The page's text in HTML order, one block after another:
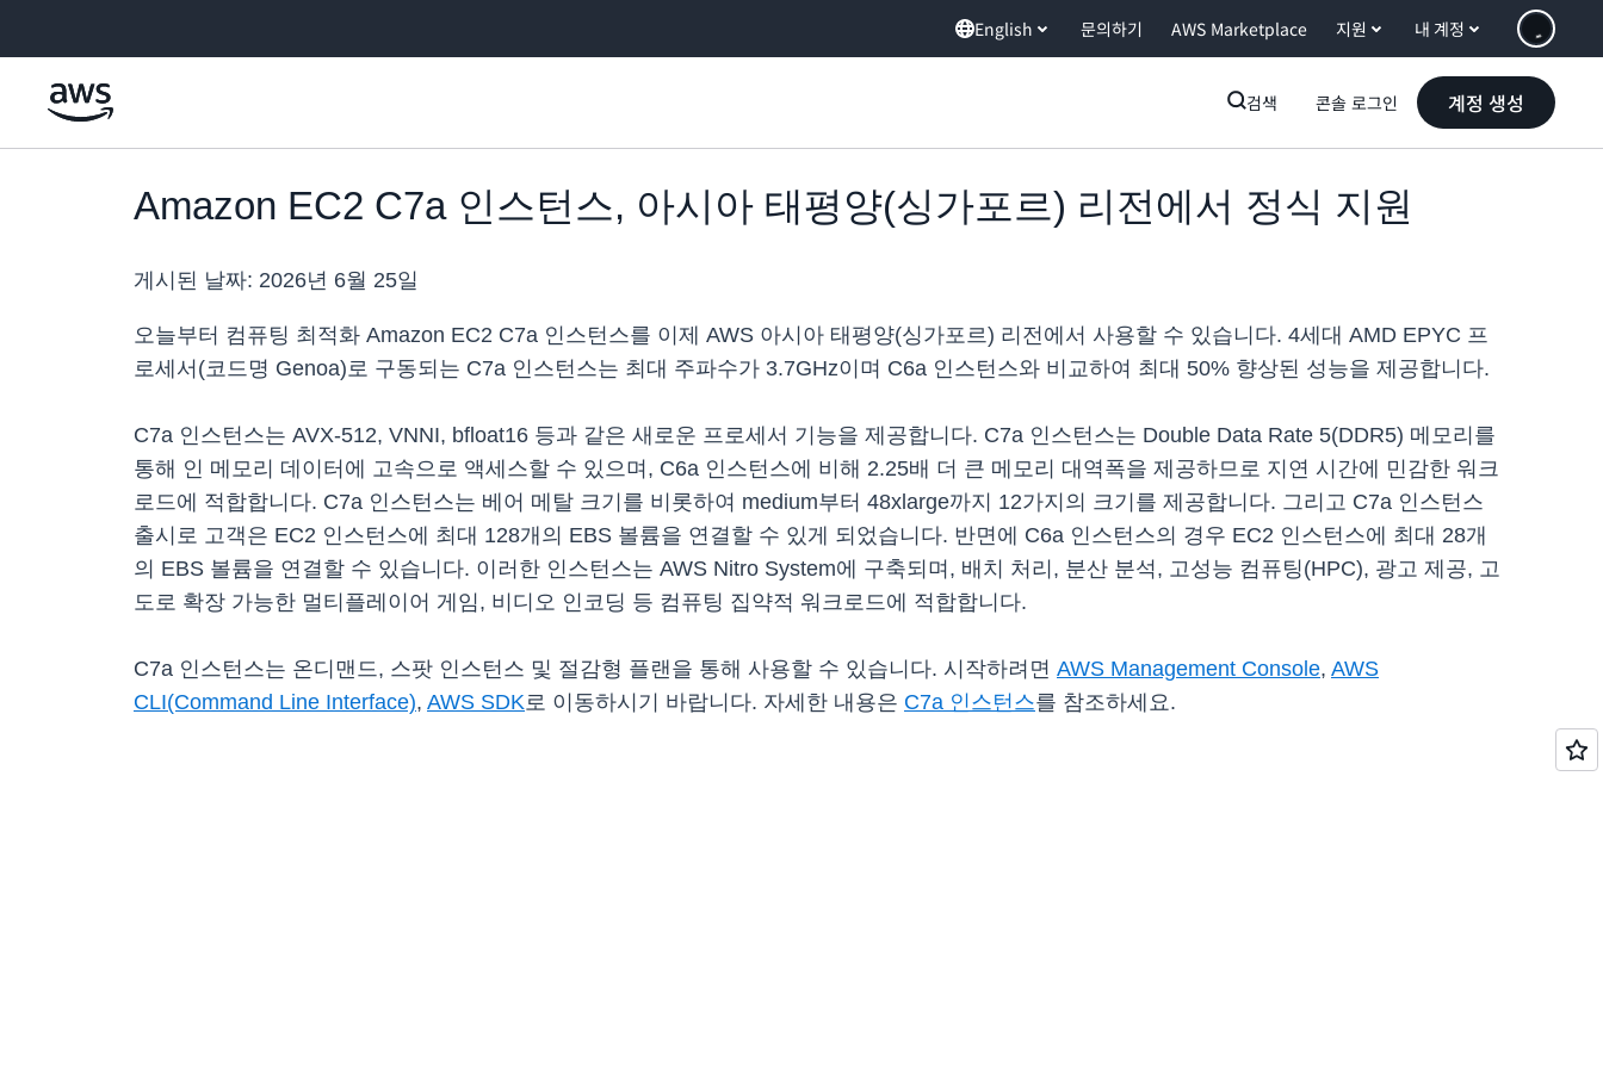
English 문의하기 AWS Marketplace 지원 내 계정
검색 콘솔 로그인 계정 생성
Amazon EC2 C7a 인스턴스, 아시아 태평양(싱가포르) 리전에서 정식 지원
게시된 날짜: 2026년 6월 25일
오늘부터 컴퓨팅 최적화 Amazon EC2 C7a 인스턴스를 이제 AWS 아시아 태평양(싱가포르) 리전에서 사용할 수 있습니다. 4세대 AMD EPYC 프
로세서(코드명 Genoa)로 구동되는 C7a 인스턴스는 최대 주파수가 3.7GHz이며 C6a 인스턴스와 비교하여 최대 50% 향상된 성능을 제공합니다.
C7a 인스턴스는 AVX-512, VNNI, bfloat16 등과 같은 새로운 프로세서 기능을 제공합니다. C7a 인스턴스는 Double Data Rate 5(DDR5) 메모리를
통해 인 메모리 데이터에 고속으로 액세스할 수 있으며, C6a 인스턴스에 비해 2.25배 더 큰 메모리 대역폭을 제공하므로 지연 시간에 민감한 워크
로드에 적합합니다. C7a 인스턴스는 베어 메탈 크기를 비롯하여 medium부터 48xlarge까지 12가지의 크기를 제공합니다. 그리고 C7a 인스턴스
출시로 고객은 EC2 인스턴스에 최대 128개의 EBS 볼륨을 연결할 수 있게 되었습니다. 반면에 C6a 인스턴스의 경우 EC2 인스턴스에 최대 28개
의 EBS 볼륨을 연결할 수 있습니다. 이러한 인스턴스는 AWS Nitro System에 구축되며, 배치 처리, 분산 분석, 고성능 컴퓨팅(HPC), 광고 제공, 고
도로 확장 가능한 멀티플레이어 게임, 비디오 인코딩 등 컴퓨팅 집약적 워크로드에 적합합니다.
C7a 인스턴스는 온디맨드, 스팟 인스턴스 및 절감형 플랜을 통해 사용할 수 있습니다. 시작하려면 AWS Management Console, AWS
CLI(Command Line Interface), AWS SDK로 이동하시기 바랍니다. 자세한 내용은 C7a 인스턴스를 참조하세요.